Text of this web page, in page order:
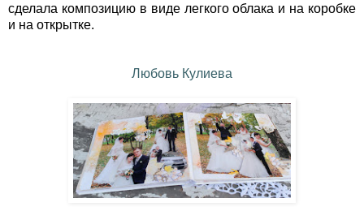
сделала композицию в виде легкого облака и на коробке
и на открытке.
Любовь Кулиева